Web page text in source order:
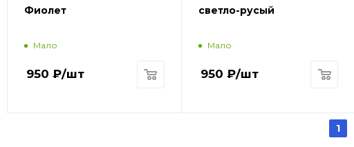
Фиолет
Мало
950 ₽/шт
светло-русый
Мало
950 ₽/шт
1